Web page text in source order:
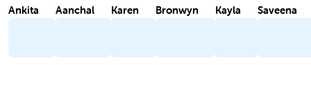
Ankita Aanchal Karen Bronwyn Kayla Saveena